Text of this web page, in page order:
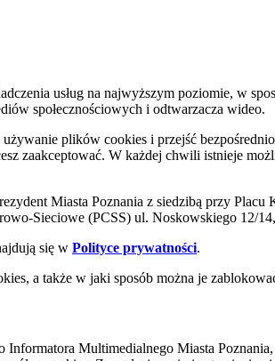
usług na najwyższym poziomie, w
społecznościowych i odtwarzacza wideo.
plików cookies i przejść
zaakceptować. W każdej chwili istnieje
Miasta Poznania z siedzibą przy
Sieciowe (PCSS) ul. Noskowskiego 12/
się w Polityce prywatności.
a także w jaki sposób można je
Multimedialnego Miasta